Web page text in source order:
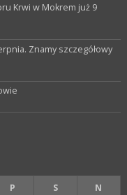
Krwi w Mokrem już 9
Znamy szczegółowy
P S N